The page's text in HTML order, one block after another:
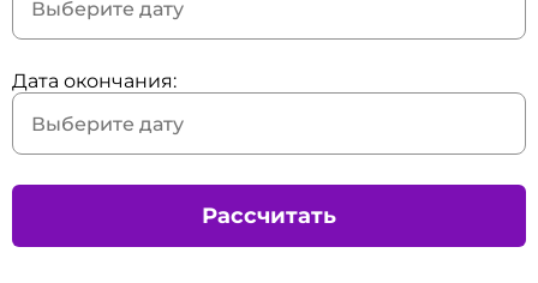
Дата окончания:
Рассчитать